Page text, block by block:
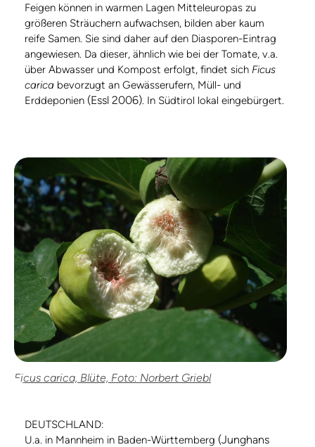
Feigen können in warmen Lagen Mitteleuropas zu
größeren Sträuchern aufwachsen, bilden aber kaum
reife Samen. Sie sind daher auf den Diasporen-Eintrag
angewiesen. Da dieser, ähnlich wie bei der Tomate, v.a.
über Abwasser und Kompost erfolgt, findet sich Ficus
carica bevorzugt an Gewässerufern, Müll- und
Erddeponien (Essl 2006). In Südtirol lokal eingebürgert.
Ficus carica, Blüte, Foto: Norbert Griebl
DEUTSCHLAND:
U.a. in Mannheim in Baden-Württemberg (Junghans